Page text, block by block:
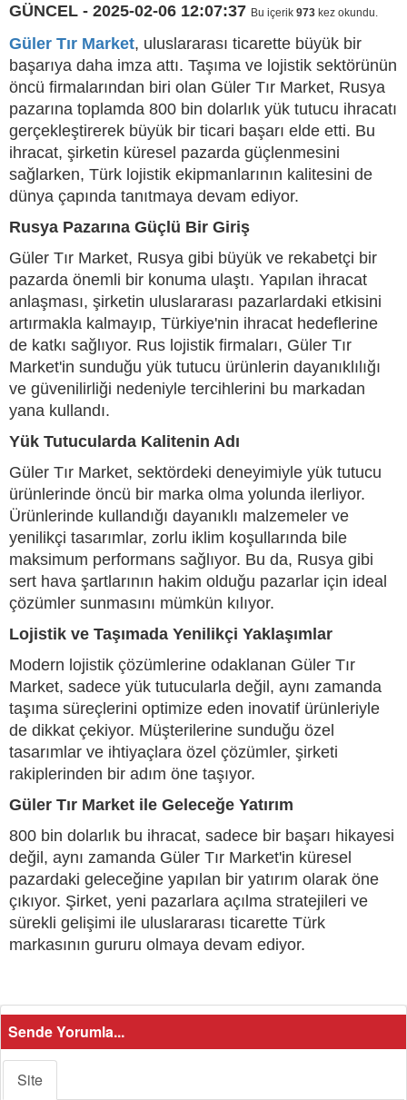
GÜNCEL - 2025-02-06 12:07:37 Bu içerik 973 kez okundu.
Güler Tır Market, uluslararası ticarette büyük bir
başarıya daha imza attı. Taşıma ve lojistik sektörünün
öncü firmalarından biri olan Güler Tır Market, Rusya
pazarına toplamda 800 bin dolarlık yük tutucu ihracatı
gerçekleştirerek büyük bir ticari başarı elde etti. Bu
ihracat, şirketin küresel pazarda güçlenmesini
sağlarken, Türk lojistik ekipmanlarının kalitesini de
dünya çapında tanıtmaya devam ediyor.
Rusya Pazarına Güçlü Bir Giriş
Güler Tır Market, Rusya gibi büyük ve rekabetçi bir
pazarda önemli bir konuma ulaştı. Yapılan ihracat
anlaşması, şirketin uluslararası pazarlardaki etkisini
artırmakla kalmayıp, Türkiye'nin ihracat hedeflerine
de katkı sağlıyor. Rus lojistik firmaları, Güler Tır
Market'in sunduğu yük tutucu ürünlerin dayanıklılığı
ve güvenilirliği nedeniyle tercihlerini bu markadan
yana kullandı.
Yük Tutucularda Kalitenin Adı
Güler Tır Market, sektördeki deneyimiyle yük tutucu
ürünlerinde öncü bir marka olma yolunda ilerliyor.
Ürünlerinde kullandığı dayanıklı malzemeler ve
yenilikçi tasarımlar, zorlu iklim koşullarında bile
maksimum performans sağlıyor. Bu da, Rusya gibi
sert hava şartlarının hakim olduğu pazarlar için ideal
çözümler sunmasını mümkün kılıyor.
Lojistik ve Taşımada Yenilikçi Yaklaşımlar
Modern lojistik çözümlerine odaklanan Güler Tır
Market, sadece yük tutucularla değil, aynı zamanda
taşıma süreçlerini optimize eden inovatif ürünleriyle
de dikkat çekiyor. Müşterilerine sunduğu özel
tasarımlar ve ihtiyaçlara özel çözümler, şirketi
rakiplerinden bir adım öne taşıyor.
Güler Tır Market ile Geleceğe Yatırım
800 bin dolarlık bu ihracat, sadece bir başarı hikayesi
değil, aynı zamanda Güler Tır Market'in küresel
pazardaki geleceğine yapılan bir yatırım olarak öne
çıkıyor. Şirket, yeni pazarlara açılma stratejileri ve
sürekli gelişimi ile uluslararası ticarette Türk
markasının gururu olmaya devam ediyor.
Sende Yorumla...
Site